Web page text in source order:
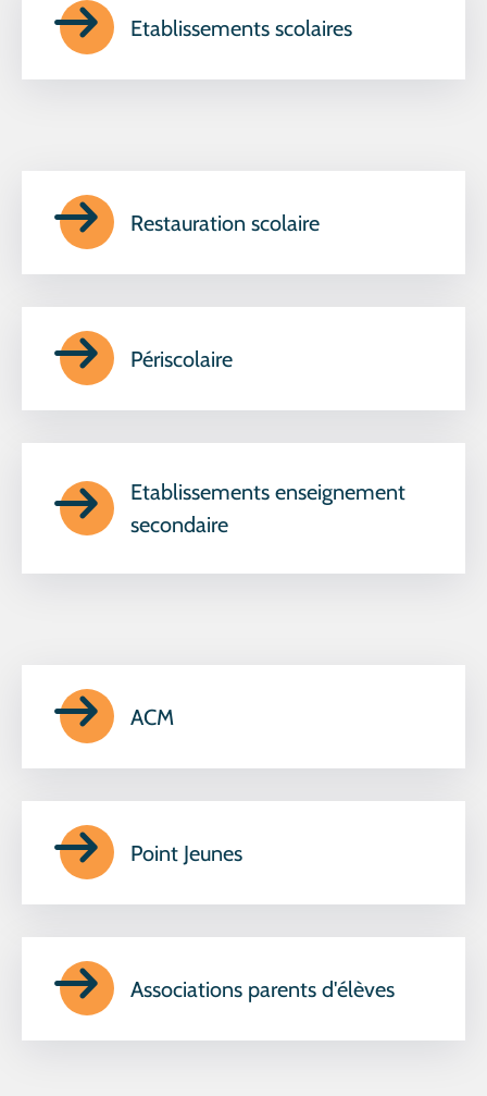
Etablissements scolaires
Restauration scolaire
Périscolaire
Etablissements enseignement
secondaire
ACM
Point Jeunes
Associations parents d'élèves